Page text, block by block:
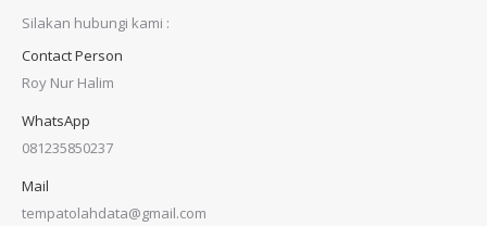
Silakan hubungi kami :
Contact Person
Roy Nur Halim
WhatsApp
081235850237
Mail
tempatolahdata@gmail.com